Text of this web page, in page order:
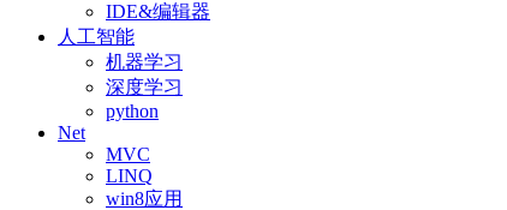
IDE&编辑器
人工智能
机器学习
深度学习
python
Net
MVC
LINQ
win8应用